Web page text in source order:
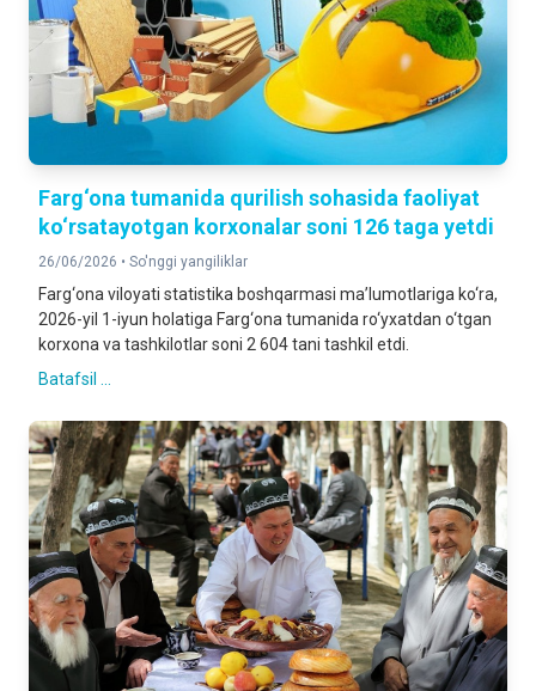
Farg‘ona tumanida qurilish sohasida faoliyat
ko‘rsatayotgan korxonalar soni 126 taga yetdi
26/06/2026 • So'nggi yangiliklar
Farg‘ona viloyati statistika boshqarmasi ma’lumotlariga ko‘ra,
2026-yil 1-iyun holatiga Farg‘ona tumanida ro‘yxatdan o‘tgan
korxona va tashkilotlar soni 2 604 tani tashkil etdi.
Batafsil ...